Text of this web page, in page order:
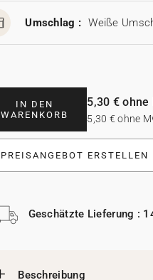
Umschlag : Weiße
IN DEN
WARENKORB
5,30 € ohne
5,30 € ohne
PREISANGEBOT ERSTELLEN
Geschätzte Lieferung :
Beschreibung